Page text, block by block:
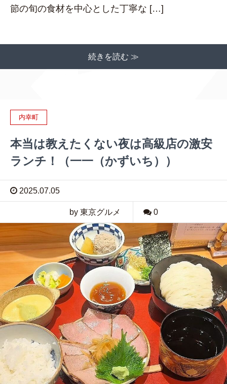
節の旬の食材を中心とした丁寧な […]
続きを読む ≫
内幸町
本当は教えたくない夜は高級店の激安
ランチ！（一一（かずいち））
2025.07.05
by 東京グルメ 0